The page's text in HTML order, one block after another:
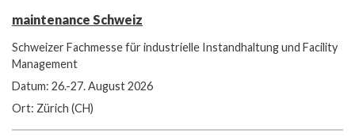
maintenance Schweiz
Schweizer Fachmesse für industrielle Instandhaltung und Facility
Management
Datum: 26.-27. August 2026
Ort: Zürich (CH)